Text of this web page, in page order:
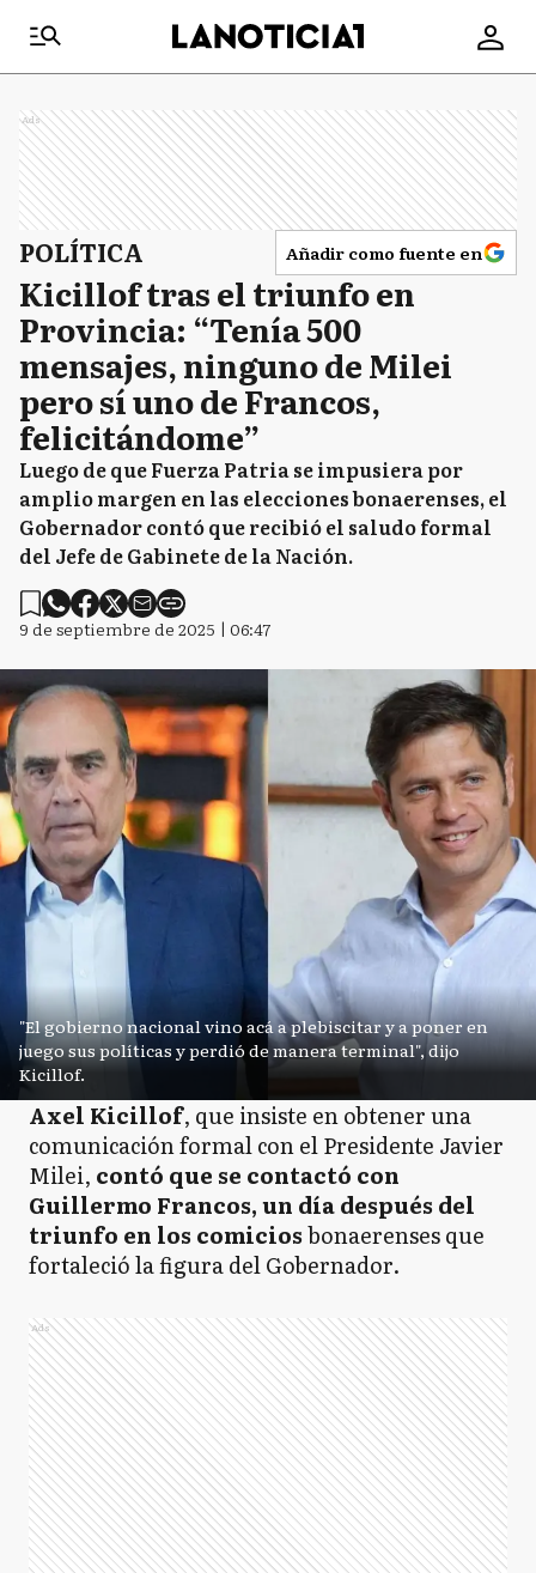
Ads
POLÍTICA Añadir como fuente en
Kicillof tras el triunfo en
Provincia: “Tenía 500
mensajes, ninguno de Milei
pero sí uno de Francos,
felicitándome”
Luego de que Fuerza Patria se impusiera por
amplio margen en las elecciones bonaerenses, el
Gobernador contó que recibió el saludo formal
del Jefe de Gabinete de la Nación.
9 de septiembre de 2025 | 06:47
"El gobierno nacional vino acá a plebiscitar y a poner en
juego sus políticas y perdió de manera terminal", dijo
Kicillof.
Axel Kicillof, que insiste en obtener una
comunicación formal con el Presidente Javier
Milei, contó que se contactó con
Guillermo Francos, un día después del
triunfo en los comiciosbonaerenses que
fortaleció la figura del Gobernador.
Ads